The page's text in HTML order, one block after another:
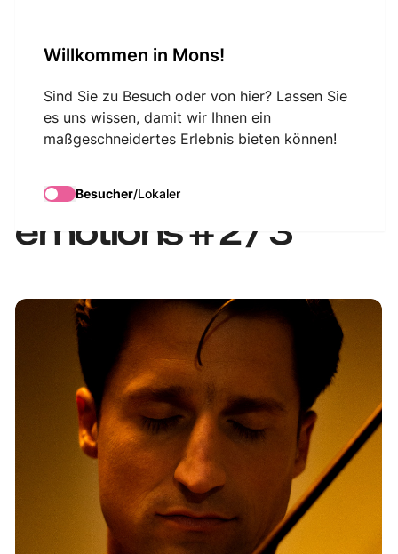
Willkommen in Mons!
Sind Sie zu Besuch oder von hier? Lassen Sie
es uns wissen, damit wir Ihnen ein
maßgeschneidertes Erlebnis bieten können!
Besucher/Lokaler
Mozart entre
virtuosité et
émotions # 2 / 3